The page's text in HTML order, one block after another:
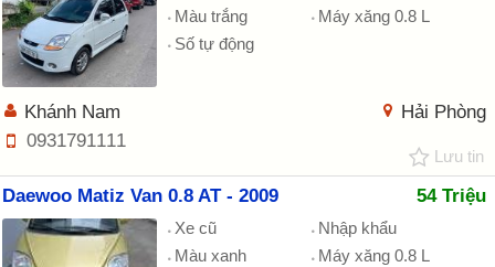
Màu trắng
Máy xăng 0.8 L
Số tự động
Hải Phòng
Khánh Nam
0931791111
Lưu tin
Daewoo Matiz Van 0.8 AT - 2009 54 Triệu
Xe cũ
Nhập khẩu
Màu xanh
Máy xăng 0.8 L